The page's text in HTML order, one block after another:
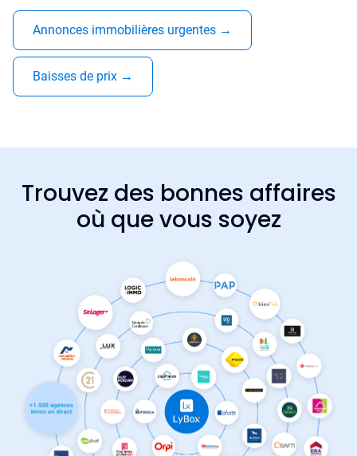
Annonces immobilières urgentes →
Baisses de prix →
Trouvez des bonnes affaires
où que vous soyez